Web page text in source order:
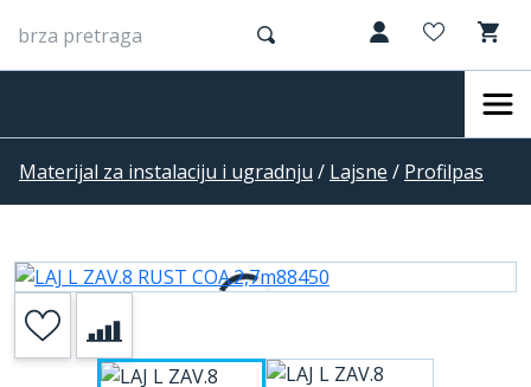
Materijal za instalaciju i ugradnju / Lajsne / Profilpas